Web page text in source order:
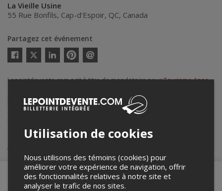
La Vieille Usine
55 Rue Bonfils, Cap-d'Espoir, QC, Canada
Partagez cet événement
Twitter
courriel
Lepointdevente.com agit à titre de mandataire pourTourisme Anse-
pour ses événements.
Pour plus d’information à propos de cet événement, veuillez
contacter l’organisateur de l’événement,Tourisme Anse-à-Beaufils
Achat de billets
Utilisation de cookies
Nous utilisons des témoins (cookies) pour
améliorer votre expérience de navigation, offrir
des fonctionnalités relatives à notre site et
analyser le trafic de nos sites.